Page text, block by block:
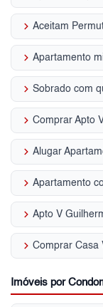
keyboard_arrow_right Aceitam
keyboard_arrow_right
keyboard_arrow_right Sobrado com
keyboard_arrow_right Comprar Apto
keyboard_arrow_right
keyboard_arrow_right
keyboard_arrow_right Apto V
keyboard_arrow_right Comprar Casa
Imóveis por